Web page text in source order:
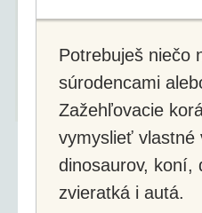
Potrebuješ niečo
súrodencami
Zažehľovacie
vymyslieť vlastné
dinosaurov, koní,
zvieratká i autá.